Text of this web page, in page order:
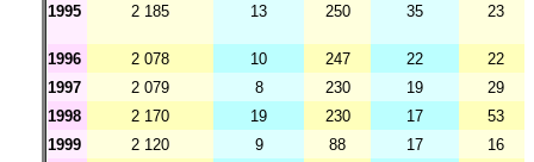
1995 2 185 13 250 35 23
1996 2 078 10 247 22
22
1997
2 079 8 230 19
29
1998
2 170 19 230 17
53
1999
2 120 9 88 17
16